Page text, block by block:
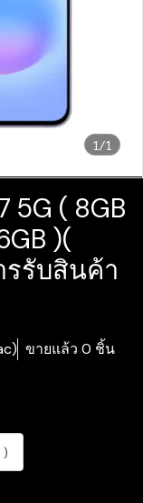
1/1
5G ( 8GB
)(
รรับสินค้า
ขายแล้ว 0 ชิ้น